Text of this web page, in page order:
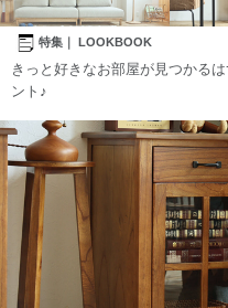
特集｜ LOOKBOOK
きっと好きなお部屋が見つかる
ント♪